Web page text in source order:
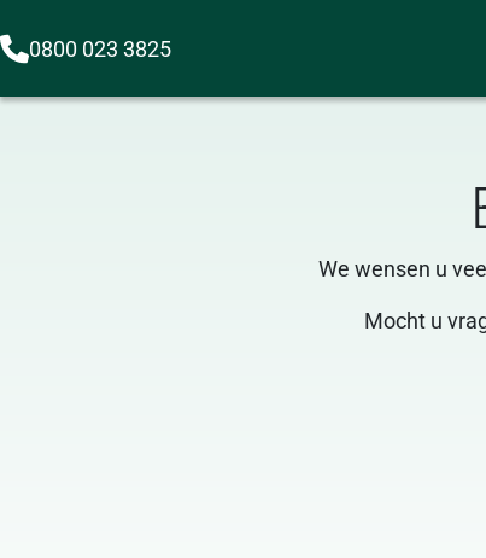
0800 023 3825
We wensen u
Mocht u